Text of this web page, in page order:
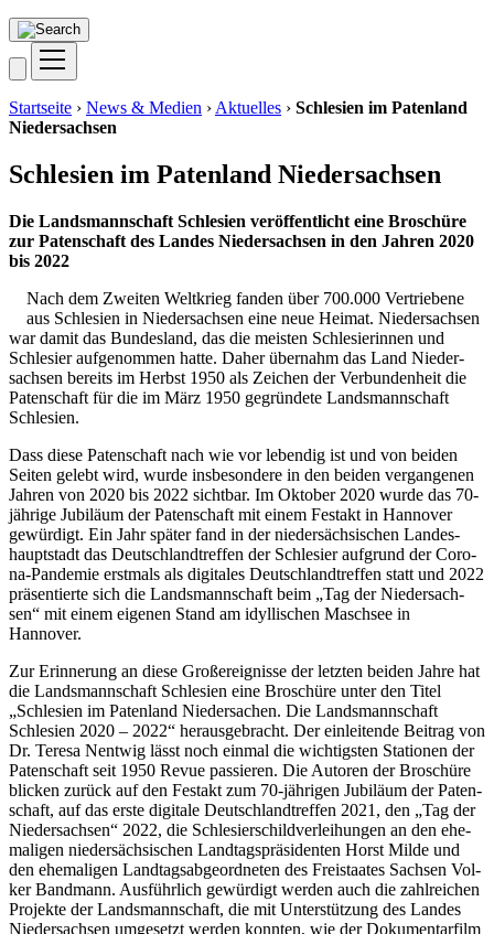
Startseite › News & Medien › Aktuelles › Schlesien im Patenland
Niedersachsen
Schlesien im Patenland Niedersachsen
Die Lands­mann­schaft Schle­si­en ver­öf­fent­licht eine Bro­schü­re
zur Paten­schaft des Lan­des Nie­der­sach­sen in den Jah­ren 2020
bis 2022
Nach dem Zwei­ten Welt­krieg fan­den über 700.000 Ver­trie­be­ne
aus Schle­si­en in Nie­der­sach­sen eine neue Hei­mat. Nie­der­sach­sen
war damit das Bun­des­land, das die meis­ten Schle­sie­rin­nen und
Schle­si­er auf­ge­nom­men hat­te. Daher über­nahm das Land Nie­der­
sach­sen bereits im Herbst 1950 als Zei­chen der Ver­bun­den­heit die
Paten­schaft für die im März 1950 gegrün­de­te Lands­mann­schaft
Schlesien.
Dass die­se Paten­schaft nach wie vor leben­dig ist und von bei­den
Sei­ten gelebt wird, wur­de ins­be­son­de­re in den bei­den ver­gan­ge­nen
Jah­ren von 2020 bis 2022 sicht­bar. Im Okto­ber 2020 wur­de das 70-
jäh­ri­ge Jubi­lä­um der Paten­schaft mit einem Fest­akt in Han­no­ver
gewür­digt. Ein Jahr spä­ter fand in der nie­der­säch­si­schen Lan­des­
haupt­stadt das Deutsch­land­tref­fen der Schle­si­er auf­grund der Coro­
na-Pan­de­mie erst­mals als digi­ta­les Deutsch­land­tref­fen statt und 2022
prä­sen­tier­te sich die Lands­mann­schaft beim „Tag der Nie­der­sach­
sen“ mit einem eige­nen Stand am idyl­li­schen Maschsee in
Hannover.
Zur Erin­ne­rung an die­se Groß­ereig­nis­se der letz­ten bei­den Jah­re hat
die Lands­mann­schaft Schle­si­en eine Bro­schü­re unter den Titel
„Schle­si­en im Paten­land Nie­der­sa­chen. Die Lands­mann­schaft
Schle­si­en 2020 – 2022“ her­aus­ge­bracht. Der ein­lei­ten­de Bei­trag von
Dr. Tere­sa Nent­wig lässt noch ein­mal die wich­tigs­ten Sta­tio­nen der
Paten­schaft seit 1950 Revue pas­sie­ren. Die Autoren der Bro­schü­re
bli­cken zurück auf den Fest­akt zum 70-jäh­ri­gen Jubi­lä­um der Paten­
schaft, auf das ers­te digi­ta­le Deutsch­land­tref­fen 2021, den „Tag der
Nie­der­sach­sen“ 2022, die Schle­si­er­schild­ver­lei­hun­gen an den ehe­
ma­li­gen nie­der­säch­si­schen Land­tags­prä­si­den­ten Horst Mil­de und
den ehe­ma­li­gen Land­tags­ab­ge­ord­ne­ten des Frei­staa­tes Sach­sen Vol­
ker Band­mann. Aus­führ­lich gewür­digt wer­den auch die zahl­rei­chen
Pro­jek­te der Lands­mann­schaft, die mit Unter­stüt­zung des Lan­des
Nie­der­sach­sen umge­setzt wer­den konn­ten, wie der Doku­men­tar­film